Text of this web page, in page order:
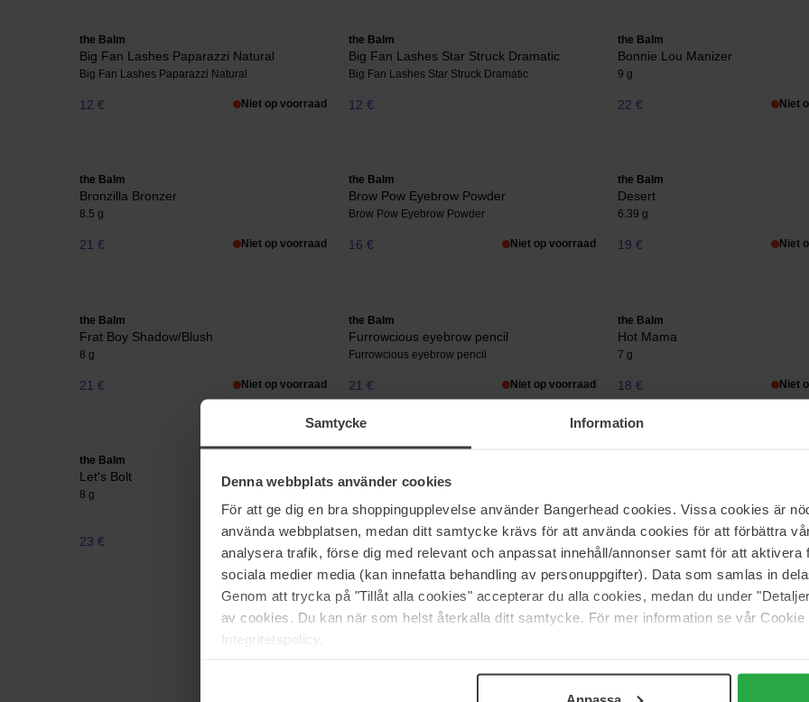
Samtycke Information
Denna webbplats använder cookies
För att ge dig en bra shoppingupplevelse använder Bangerhead cookies. Vissa cookies är
använda webbplatsen, medan ditt samtycke krävs för att använda cookies för att förbättra
analysera trafik, förse dig med relevant och anpassat innehåll/annonser samt för att aktivera
sociala medier media (kan innefatta behandling av personuppgifter). Data som samlas in
Genom att trycka på "Tillåt alla cookies" accepterar du alla cookies, medan du under
av cookies. Du kan när som helst återkalla ditt samtycke. För mer information se vår
Integritetspolicy.
Anpassa
the Balm
Big Fan Lashes Paparazzi Natural
Big Fan Lashes Paparazzi Natural
12 € Niet op voorraad
the Balm
Big Fan Lashes Star Struck Dramatic
Big Fan Lashes Star Struck Dramatic
12 €
the Balm
Bonnie Lou Manizer
9 g
22 € Niet
the Balm
Bronzilla Bronzer
8.5 g
21 € Niet op voorraad
the Balm
Brow Pow Eyebrow Powder
Brow Pow Eyebrow Powder
16 € Niet op voorraad
the Balm
Desert
6.39 g
19 € Niet
the Balm
Frat Boy Shadow/Blush
8 g
21 € Niet op voorraad
the Balm
Furrowcious eyebrow pencil
Furrowcious eyebrow pencil
21 € Niet op voorraad
the Balm
Hot Mama
7 g
18 € Niet
the Balm
Let's Bolt
8 g
23 € Niet op voorraad
Lid-Quid Sparkling Liquid Eyeshadow
20 € Niet
Pagina 1 van 3 Volgende
Meer tonen